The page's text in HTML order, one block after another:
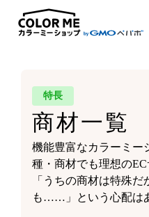
特長
商材一覧
機能豊富なカラーミー
種・商材でも理想の
「うちの商材は特殊
も……」という心配は